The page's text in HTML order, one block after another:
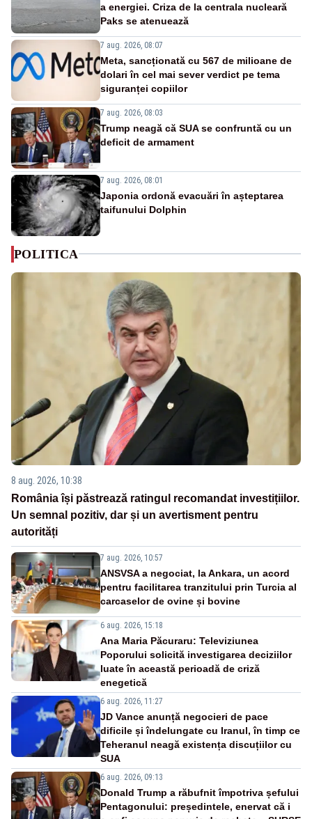
a energiei. Criza de la centrala nucleară
Paks se atenuează
7 aug. 2026, 08:07
Meta, sancționată cu 567 de milioane de
dolari în cel mai sever verdict pe tema
siguranței copiilor
7 aug. 2026, 08:03
Trump neagă că SUA se confruntă cu un
deficit de armament
7 aug. 2026, 08:01
Japonia ordonă evacuări în așteptarea
taifunului Dolphin
POLITICA
8 aug. 2026, 10:38
România își păstrează ratingul recomandat investițiilor.
Un semnal pozitiv, dar și un avertisment pentru
autorități
7 aug. 2026, 10:57
ANSVSA a negociat, la Ankara, un acord
pentru facilitarea tranzitului prin Turcia al
carcaselor de ovine și bovine
6 aug. 2026, 15:18
Ana Maria Păcuraru: Televiziunea
Poporului solicită investigarea deciziilor
luate în această perioadă de criză
enegetică
6 aug. 2026, 11:27
JD Vance anunță negocieri de pace
dificile și îndelungate cu Iranul, în timp ce
Teheranul neagă existența discuțiilor cu
SUA
6 aug. 2026, 09:13
Donald Trump a răbufnit împotriva șefului
Pentagonului: președintele, enervat că i